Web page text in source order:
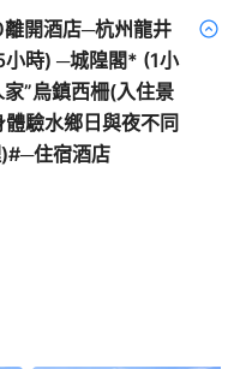
開酒店─杭州龍井
小時) ─城隍閣* (1小
”烏鎮西柵(入住景
驗水鄉日與夜不同
住宿酒店